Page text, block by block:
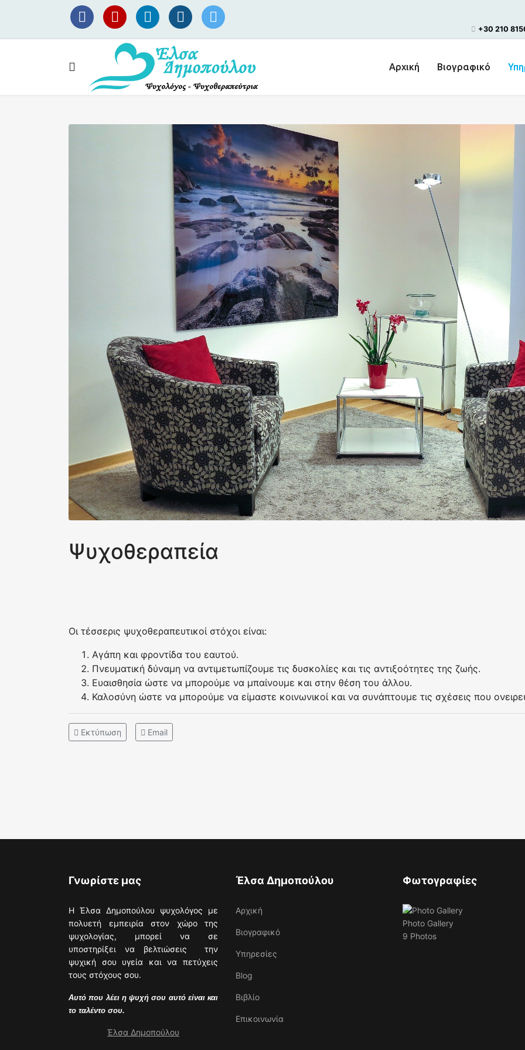
+30 210
Αρχική Βιογραφικό
Ψυχοθεραπεία
Οι τέσσερις ψυχοθεραπευτικοί στόχοι είναι:
Αγάπη και φροντίδα του εαυτού.
Πνευματική δύναμη να αντιμετωπίζουμε τις δυσκολίες και τις αντιξοότητες της ζωής.
Ευαισθησία ώστε να μπορούμε να μπαίνουμε και στην θέση του άλλου.
Καλοσύνη ώστε να μπορούμε να είμαστε κοινωνικοί και να συνάπτουμε τις σχέσεις που
Εκτύπωση Email
Γνωρίστε μας
Η Έλσα Δημοπούλου ψυχολόγος με
πολυετή εμπειρία στον χώρο της
ψυχολογίας, μπορεί να σε
υποστηρίξει να βελτιώσεις την
ψυχική σου υγεία και να πετύχεις
τους στόχους σου.
Αυτό που λέει η ψυχή σου αυτό είναι και
το ταλέντο σου.
Έλσα Δημοπούλου
Έλσα Δημοπούλου
Αρχική
Βιογραφικό
Υπηρεσίες
Blog
Βιβλίο
Επικοινωνία
Φωτογραφίες
Photo Gallery
9 Photos